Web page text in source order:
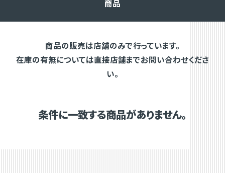
商品
商品の販売は店舗のみで行っています。
在庫の有無については直接店舗までお問い合わせくださ
い。
条件に一致する商品がありません。